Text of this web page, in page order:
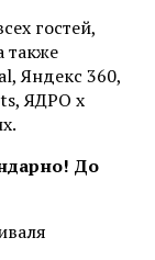
гостей,
также
Яндекс 360,
ЯДРО х
До